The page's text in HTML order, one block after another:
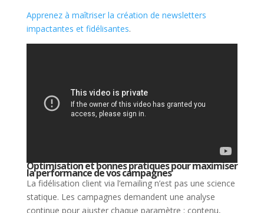
Apprenez à maîtriser la création de newsletters
impactantes et fidélisantes.
Optimisation et bonnes pratiques pour maximiser
la performance de vos campagnes
La fidélisation client via l’emailing n’est pas une science
statique. Les campagnes demandent une analyse
continue pour ajuster chaque paramètre : contenu,